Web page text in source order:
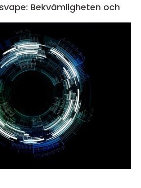
Bekvämligheten och